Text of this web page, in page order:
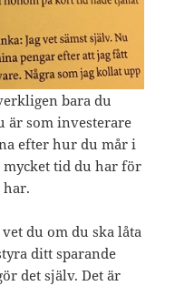
bara du
är som investerare
efter hur du mår i
tid du har för
du om du ska låta
ditt sparande
det själv. Det är